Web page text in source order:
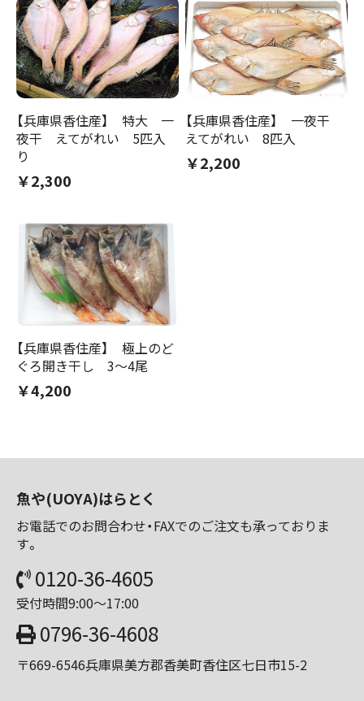
【兵庫県香住産】 特大 一
夜干 えてがれい 5匹入
り
￥2,300
【兵庫県香住産】 一夜干
えてがれい 8匹入
￥2,200
【兵庫県香住産】 極上のど
ぐろ開き干し 3～4尾
￥4,200
魚や(UOYA)はらとく
お電話でのお問合わせ・FAXでのご注文も承っておりま
す。
0120-36-4605
受付時間9:00～17:00
0796-36-4608
〒669-6546兵庫県美方郡香美町香住区七日市15-2